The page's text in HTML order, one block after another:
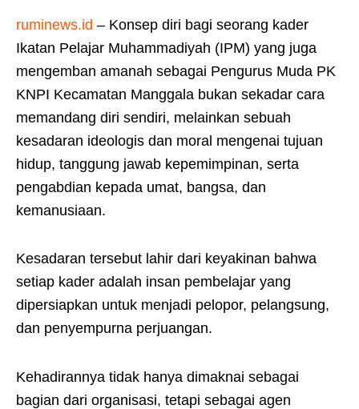
ruminews.id – Konsep diri bagi seorang kader
Ikatan Pelajar Muhammadiyah (IPM) yang juga
mengemban amanah sebagai Pengurus Muda PK
KNPI Kecamatan Manggala bukan sekadar cara
memandang diri sendiri, melainkan sebuah
kesadaran ideologis dan moral mengenai tujuan
hidup, tanggung jawab kepemimpinan, serta
pengabdian kepada umat, bangsa, dan
kemanusiaan.
Kesadaran tersebut lahir dari keyakinan bahwa
setiap kader adalah insan pembelajar yang
dipersiapkan untuk menjadi pelopor, pelangsung,
dan penyempurna perjuangan.
Kehadirannya tidak hanya dimaknai sebagai
bagian dari organisasi, tetapi sebagai agen